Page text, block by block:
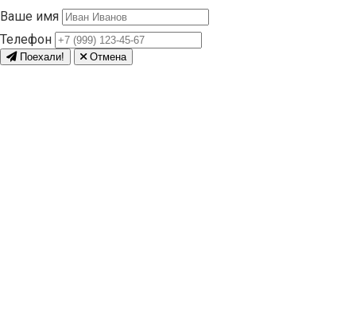
Ваше имя
Телефон
Поехали! Отмена